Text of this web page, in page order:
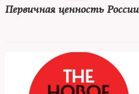
Первичная ценность России